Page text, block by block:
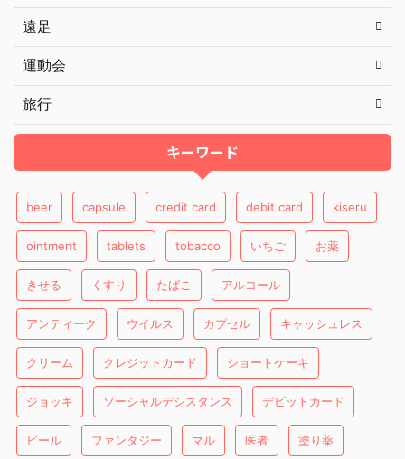
遠足
運動会
旅行
キーワード
beer capsule credit card debit card kiseru
ointment tablets tobacco いちご お薬
きせる くすり たばこ アルコール
アンティーク ウイルス カプセル キャッシュレス
クリーム クレジットカード ショートケーキ
ジョッキ ソーシャルデシスタンス デビットカード
ビール ファンタジー マル 医者 塗り薬